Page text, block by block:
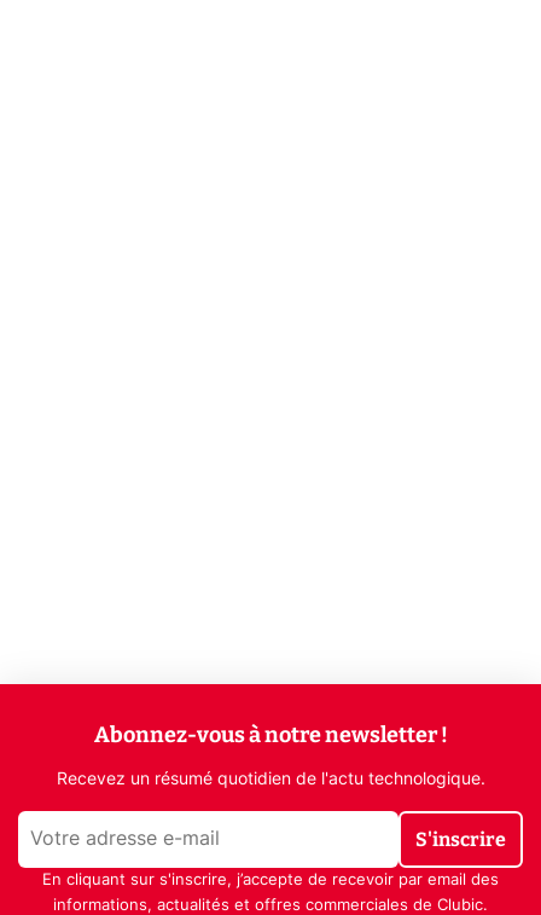
Abonnez-vous à notre newsletter !
Recevez un résumé quotidien de l'actu technologique.
S'inscrire
En cliquant sur s'inscrire, j’accepte de recevoir par email des
informations, actualités et offres commerciales de Clubic.